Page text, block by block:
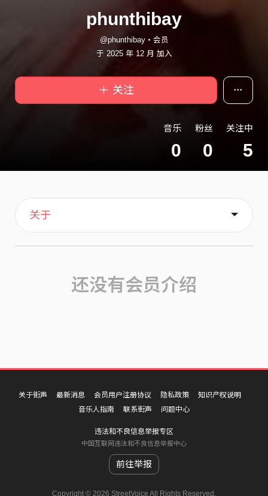
phunthibay
@phunthibay・会员
于 2025 年 12 月 加入
＋ 关注
音乐
0
粉丝
0
关注中
5
主页
喜欢
关于
还没有会员介绍
关于街声 最新消息 会员用户注册协议 隐私政策
知识产权说明
音乐人指南
联系街声 问题中心
违法和不良信息举报专区
中国互联网违法和不良信息举报中心
前往举报
Copyright © 2026 StreetVoice All Rights Reserved.